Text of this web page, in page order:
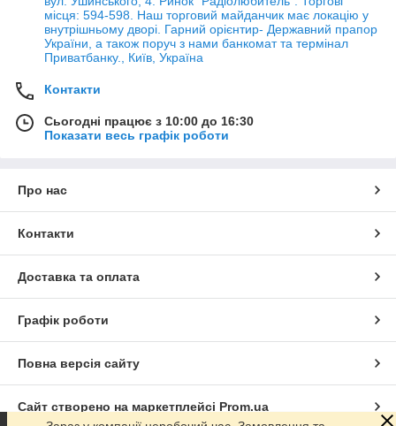
місця: 594-598. Наш торговий майданчик має локацію у
внутрішньому дворі. Гарний орієнтир- Державний прапор
України, а також поруч з нами банкомат та термінал
Приватбанку., Київ, Україна
Контакти
Сьогодні працює з 10:00 до 16:30
Показати весь графік роботи
Про нас
Контакти
Доставка та оплата
Графік роботи
Повна версія сайту
Сайт створено на маркетплейсі Prom.ua